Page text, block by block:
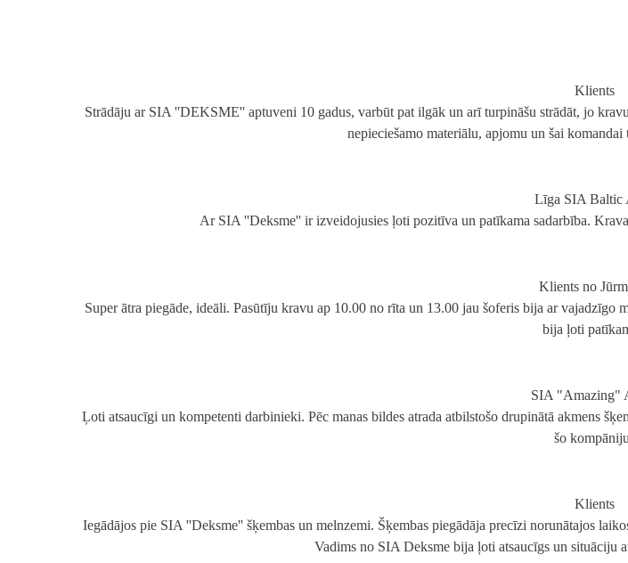
Klients
Strādāju ar SIA ''DEKSME'' aptuveni 10 gadus, varbūt pat ilgāk un arī turpināšu strādāt, jo
nepieciešamo materiālu, apjomu un šai
Līga SIA Baltic
Ar SIA ''Deksme'' ir izveidojusies ļoti pozitīva un patīkama sadarbība.
Klients no
Super ātra piegāde, ideāli. Pasūtīju kravu ap 10.00 no rīta un 13.00 jau šoferis bija ar
bija ļoti
SIA "Amazing"
Ļoti atsaucīgi un kompetenti darbinieki. Pēc manas bildes atrada atbilstošo drupinātā akmens
šo
Klients
Iegādājos pie SIA ''Deksme'' šķembas un melnzemi. Šķembas piegādāja precīzi norunātajos
Vadims no SIA Deksme bija ļoti atsaucīgs un situāciju